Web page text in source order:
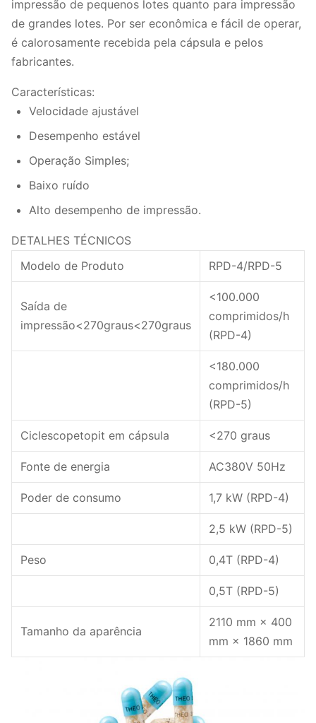
impressão de pequenos lotes quanto para impressão
de grandes lotes. Por ser econômica e fácil de operar,
é calorosamente recebida pela cápsula e pelos
fabricantes.
Características:
Velocidade ajustável
Desempenho estável
Operação Simples;
Baixo ruído
Alto desempenho de impressão.
DETALHES TÉCNICOS
Modelo de Produto
RPD-4/RPD-5
Saída de
impressão<270graus<270graus
<100.000
comprimidos/h
(RPD-4)
<180.000
comprimidos/h
(RPD-5)
Ciclescopetopit em cápsula <270 graus
Fonte de energia AC380V 50Hz
Poder de consumo 1,7 kW (RPD-4)
2,5 kW (RPD-5)
Peso 0,4T (RPD-4)
0,5T (RPD-5)
Tamanho da aparência
2110 mm × 400
mm × 1860 mm